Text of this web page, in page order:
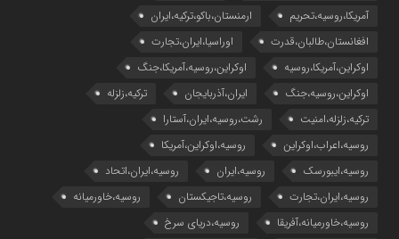
آمریکا،روسیه،تحریم
ارمنستان،باکو،ترکیه،ایران
افغانستان،طالبان،قدرت
اوراسیا،ایران،تجارت
اوکراین،آمریکا،روسیه
اوکراین،روسیه،آمریکا،جنگ
اوکراین،روسیه،جنگ
ایران،آذربایجان
ترکیه،زلزله
ترکیه،زلزله،امنیت
رشت،روسیه،ایران،آستارا
روسیه،اعراب،اوکراین
روسیه،اوکراین،آمریکا
روسیه،ایبورسک
روسیه،ایران
روسیه،ایران،اتحاد
روسیه،ایران،تجارت
روسیه،تاجیکستان
روسیه،خاورمیانه
روسیه،خاورمیانه،آفریقا
روسیه،دریای سرخ